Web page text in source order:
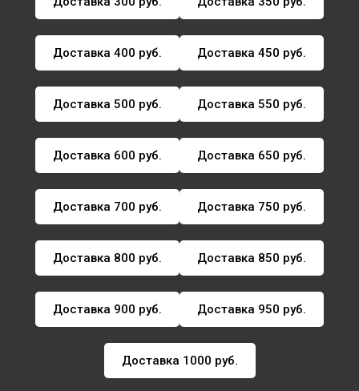
Доставка 400 руб. Доставка 450 руб.
Доставка 500 руб. Доставка 550 руб.
Доставка 600 руб. Доставка 650 руб.
Доставка 700 руб. Доставка 750 руб.
Доставка 800 руб. Доставка 850 руб.
Доставка 900 руб. Доставка 950 руб.
Доставка 1000 руб.